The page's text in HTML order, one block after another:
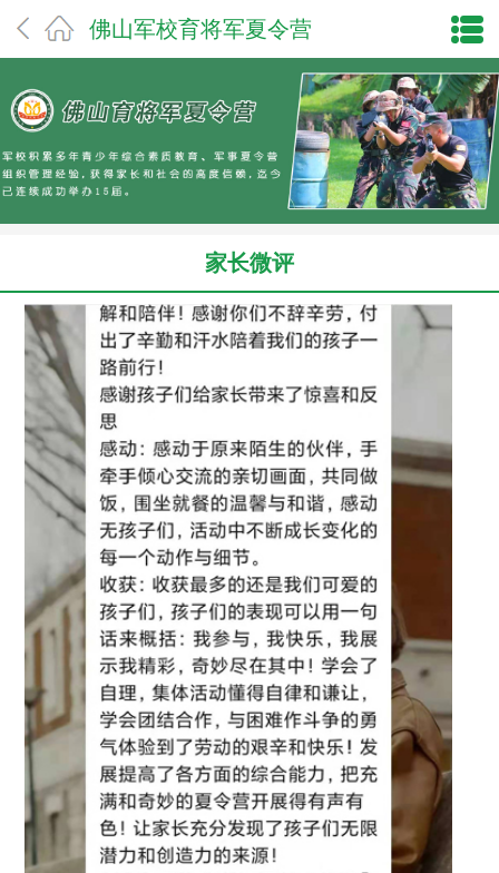
佛山军校育将军夏令营
家长微评